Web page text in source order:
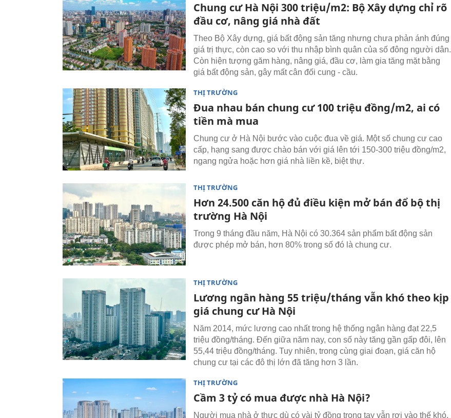
Chung cư Hà Nội 300 triệu/m2: Bộ Xây dựng chỉ rõ
đầu cơ, nâng giá nhà đất
Theo Bộ Xây dựng, giá bất động sản tăng nhưng chưa phản ánh đúng
giá trị thực, còn cao so với thu nhập bình quân của số đông người dân.
Còn hiện tượng găm hàng, nâng giá, đầu cơ, làm gia tăng mặt bằng
giá bất động sản, gây mất cân đối cung - cầu.
THỊ TRƯỜNG
Đua nhau bán chung cư 100 triệu đồng/m2, ai có
tiền mà mua
Chung cư ở Hà Nội bước vào cuộc đua về giá. Một số chung cư cao
cấp, hạng sang được chào bán với giá lên tới 150-300 triệu đồng/m2,
ngang ngửa hoặc hơn giá nhà liền kề, biệt thự.
THỊ TRƯỜNG
Hơn 24.500 căn hộ đủ điều kiện mở bán đổ bộ thị
trường Hà Nội
Trong 9 tháng đầu năm, Hà Nội có 30.364 sản phẩm bất động sản
được phép mở bán, hơn 80% trong số đó là chung cư.
THỊ TRƯỜNG
Lương ngân hàng 55 triệu/tháng vẫn khó theo kịp
giá chung cư Hà Nội
Năm 2014, mức lương cao nhất trong hệ thống ngân hàng đạt 22,5
triệu đồng/tháng. Đến giữa năm nay, con số này tăng gần gấp đôi, lên
55,44 triệu đồng/tháng. Tuy nhiên, trong cùng giai đoạn, giá căn hộ
chung cư tại các đô thị lớn đã tăng hơn 3 lần.
THỊ TRƯỜNG
Cầm 3 tỷ có mua được nhà Hà Nội?
Người mua nhà ở thực dù có vài tỷ đồng trong tay vẫn rơi vào thế khó,